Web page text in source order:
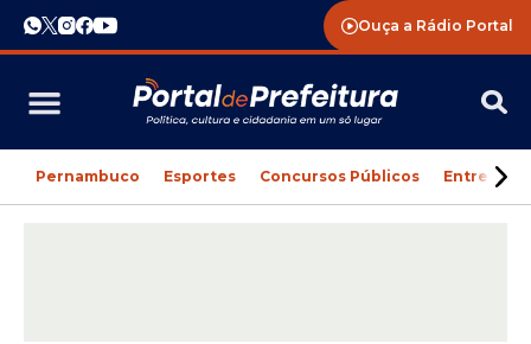
Ouça a Rádio Portal
Pernambuco Esportes Concursos Públicos